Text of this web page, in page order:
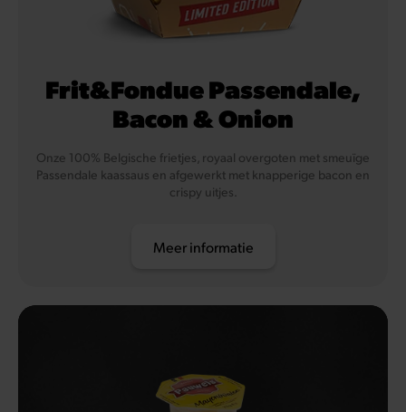
Frit&Fondue Passendale,
Bacon & Onion
Onze 100% Belgische frietjes, royaal overgoten met smeuïge
Passendale kaassaus en afgewerkt met knapperige bacon en
crispy uitjes.
Meer informatie